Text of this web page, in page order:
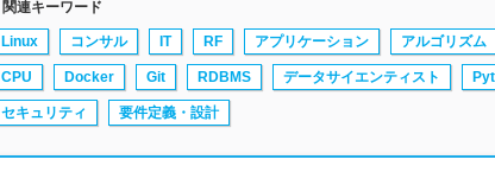
関連キーワード
Linux コンサル IT RF アプリケーション アルゴリズム
CPU Docker Git RDBMS データサイエンティスト
セキュリティ 要件定義・設計